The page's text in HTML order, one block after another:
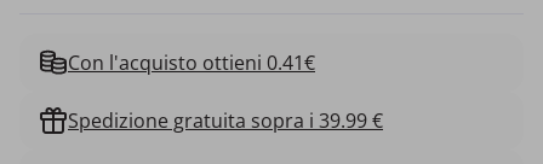
Con l'acquisto ottieni 0.41€
Spedizione gratuita sopra i 39.99 €